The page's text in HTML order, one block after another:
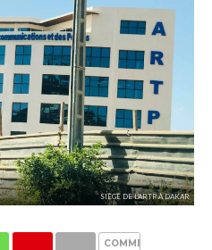
SIÈGE DE L'ARTP À DAKAR
COMMENTAIRES